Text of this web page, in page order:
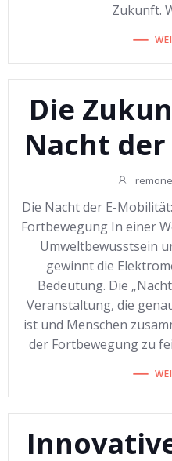
Zukunft.
Die
Nacht
Die Nacht der E-
Fortbewegung In einer
Umweltbewusstsein
gewinnt die
Bedeutung. Die
Veranstaltung, die
ist und Menschen
der Fortbewegung zu